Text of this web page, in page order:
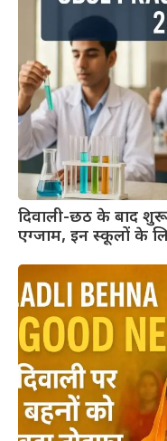
दिवाली-छठ के बाद
एग्जाम, इन स्कूलों के